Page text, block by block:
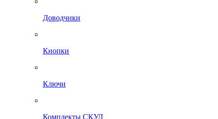
Доводчики
Кнопки
Ключи
Комплекты СКУД